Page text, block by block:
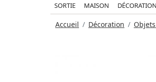
SORTIE MAISON DÉCORATION
Accueil Décoration